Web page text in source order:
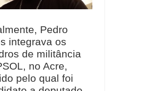
Pedro
integrava os
de militância
no Acre,
pelo qual foi